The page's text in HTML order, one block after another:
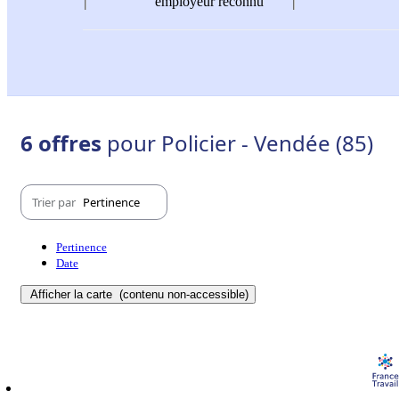
6 offres pour Policier - Vendée (85)
Trier par Pertinence
Pertinence
Date
Afficher la carte (contenu non-accessible)